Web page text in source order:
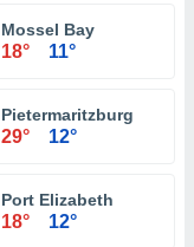
Mossel Bay
18° 11°
Pietermaritzburg
29° 12°
Port Elizabeth
18° 12°